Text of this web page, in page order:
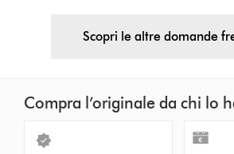
Scopri le altre domande
Compra l’originale da chi lo